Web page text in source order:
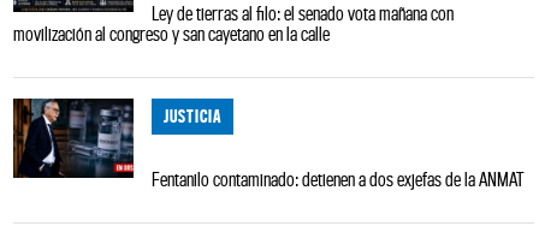
Ley de tierras al filo: el senado vota mañana con
movilización al congreso y san cayetano en la calle
JUSTICIA
Fentanilo contaminado: detienen a dos exjefas de la ANMAT